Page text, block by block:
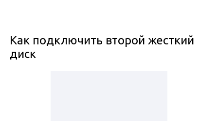
Как подключить второй жесткий
диск